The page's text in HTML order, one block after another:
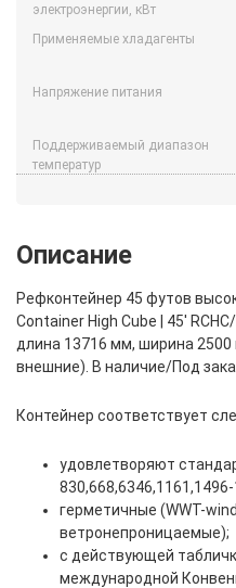
электроэнергии, кВт
Применяемые хладагенты
Напряжение питания
Поддерживаемый диапазон
температур
Описание
Рефконтейнер 45 футов
Container High Cube | 45′
длина 13716 мм, ширина
внешние). В наличие/Под
Контейнер соответствует
удовлетворяют
830,668,6346,1161,1496-
герметичные (WWT-
ветронепроницаемые);
с действующей
международной